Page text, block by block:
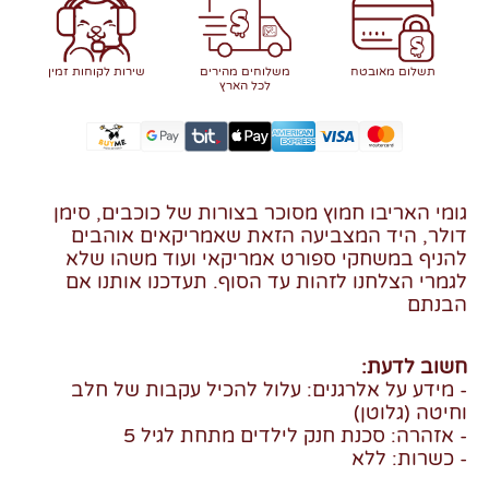
תשלום מאובטח
משלוחים מהירים
לכל הארץ
שירות לקוחות זמין
גומי האריבו חמוץ מסוכר בצורות של כוכבים, סימן
דולר, היד המצביעה הזאת שאמריקאים אוהבים
להניף במשחקי ספורט אמריקאי ועוד משהו שלא
לגמרי הצלחנו לזהות עד הסוף. תעדכנו אותנו אם
הבנתם
חשוב לדעת:
- מידע על אלרגנים: עלול להכיל עקבות של חלב
וחיטה (גלוטן)
- אזהרה: סכנת חנק לילדים מתחת לגיל 5
- כשרות: ללא